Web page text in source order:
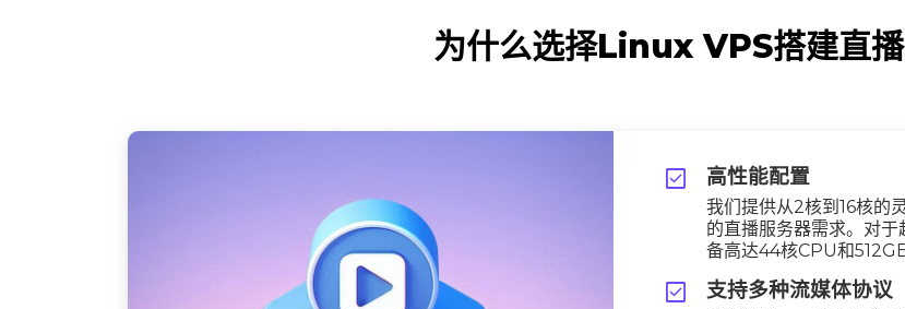
为什么选择Linux VPS搭建直播
check_box 高性能配置
我们提供从2核到16核的
的直播服务器需求。对
备高达44核CPU和
check_box 支持多种流媒体协议